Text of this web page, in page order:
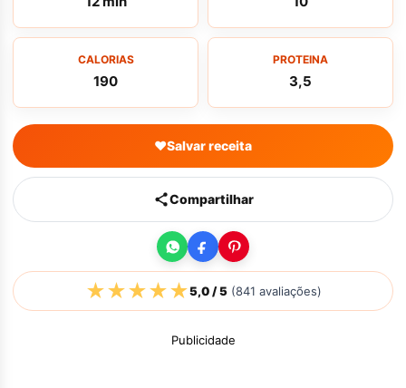
CALORIAS
190
PROTEINA
3,5
♥Salvar receita
Compartilhar
★★★★★5,0/ 5(841 avaliações)
Publicidade